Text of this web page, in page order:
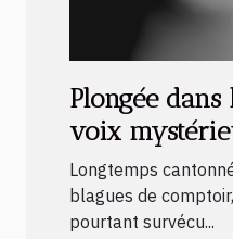
Plongée dans
voix
téléphone
Longtemps
blagues de
pourtant survécu...